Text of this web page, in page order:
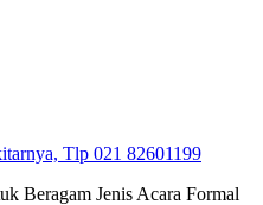
Tlp 021 82601199
Beragam Jenis Acara Formal